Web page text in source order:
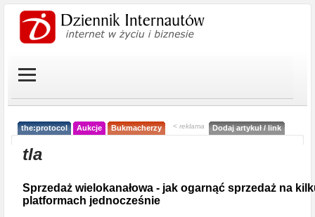
the:protocol Aukcje Bukmacherzy < reklama Dodaj artykuł / link
tla
Sprzedaż wielokanałowa - jak ogarnąć sprzedaż na
platformach jednocześnie